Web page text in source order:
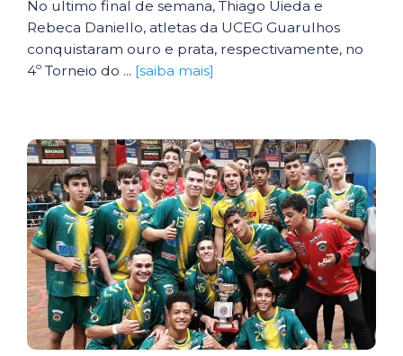
No ultimo final de semana, Thiago Uieda e
Rebeca Daniello, atletas da UCEG Guarulhos
conquistaram ouro e prata, respectivamente, no
4º Torneio do ... [saiba mais]